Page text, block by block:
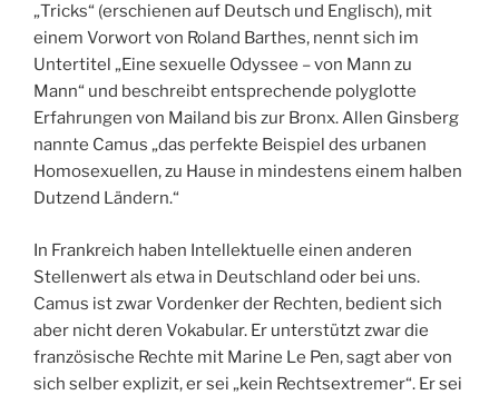
„Tricks“ (erschienen auf Deutsch und Englisch), mit
einem Vorwort von Roland Barthes, nennt sich im
Untertitel „Eine sexuelle Odyssee – von Mann zu
Mann“ und beschreibt entsprechende polyglotte
Erfahrungen von Mailand bis zur Bronx. Allen Ginsberg
nannte Camus „das perfekte Beispiel des urbanen
Homosexuellen, zu Hause in mindestens einem halben
Dutzend Ländern.“
In Frankreich haben Intellektuelle einen anderen
Stellenwert als etwa in Deutschland oder bei uns.
Camus ist zwar Vordenker der Rechten, bedient sich
aber nicht deren Vokabular. Er unterstützt zwar die
französische Rechte mit Marine Le Pen, sagt aber von
sich selber explizit, er sei „kein Rechtsextremer“. Er sei